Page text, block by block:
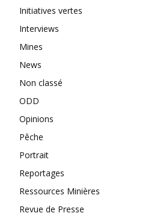
Initiatives vertes
Interviews
Mines
News
Non classé
ODD
Opinions
Pêche
Portrait
Reportages
Ressources Minières
Revue de Presse